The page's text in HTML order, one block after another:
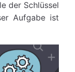
der Schlüssel
Aufgabe ist